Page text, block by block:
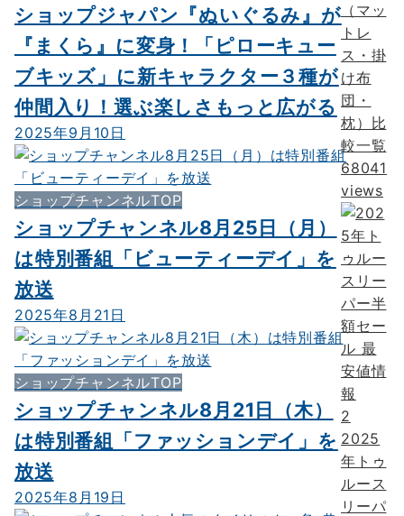
ショップジャパン『ぬいぐるみ』が
『まくら』に変身！「ピローキュー
ブキッズ」に新キャラクター３種が
仲間入り！選ぶ楽しさもっと広がる
2025年9月10日
ショップチャンネルTOP
ショップチャンネル8月25日（月）
は特別番組「ビューティーデイ」を
放送
2025年8月21日
ショップチャンネルTOP
ショップチャンネル8月21日（木）
は特別番組「ファッションデイ」を
放送
2025年8月19日
（マッ
トレ
ス・掛
け布
団・
枕）比
較一覧
68041
views
2
2025
年トゥ
ルース
リーパ